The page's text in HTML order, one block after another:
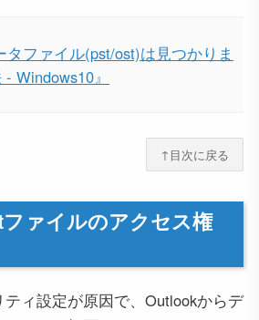
タファイル(pst/ost)は見つかりま
Windows10』
↑目次に戻る
ァイルのアクセス権
ィ設定が原因で、Outlookからデ